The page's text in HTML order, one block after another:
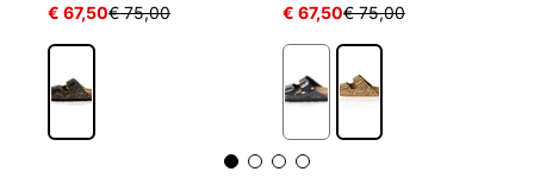
€ 67,50€ 75,00 € 67,50€ 75,00